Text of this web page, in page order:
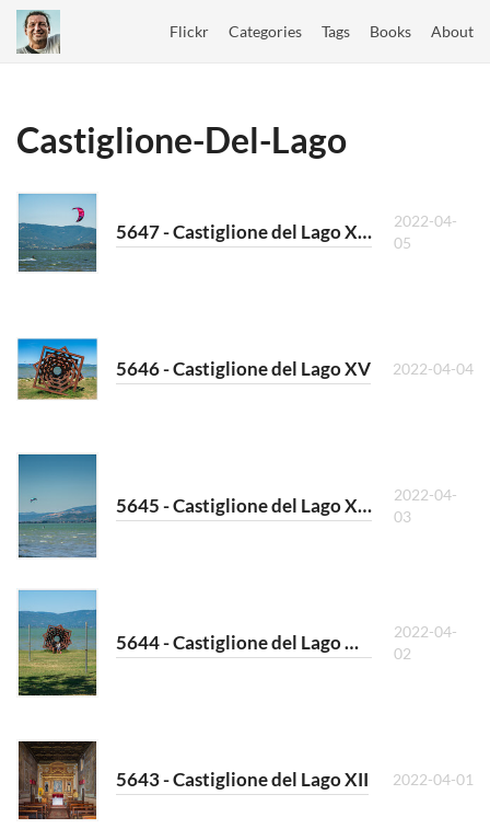
Flickr Categories Tags Books About
Castiglione-Del-Lago
5647 - Castiglione del Lago XVI
2022-04-
05
5646 - Castiglione del Lago XV 2022-04-04
5645 - Castiglione del Lago XIV
2022-04-
03
5644 - Castiglione del Lago XIII
2022-04-
02
5643 - Castiglione del Lago XII 2022-04-01